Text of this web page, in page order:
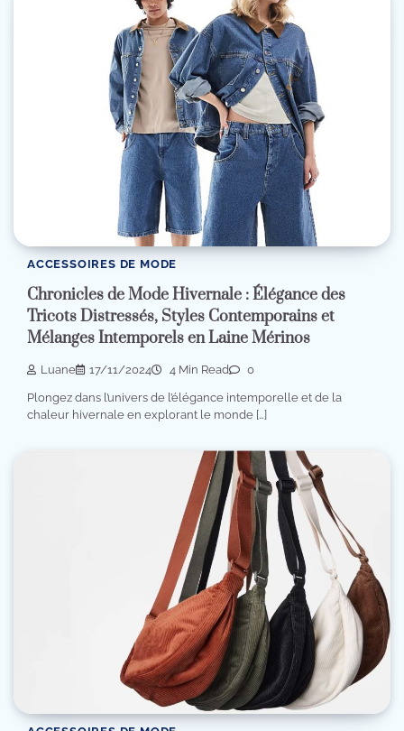
ACCESSOIRES DE MODE
Chronicles de Mode Hivernale : Élégance des
Tricots Distressés, Styles Contemporains et
Mélanges Intemporels en Laine Mérinos
Luane 17/11/2024 4 Min Read 0
Plongez dans l’univers de l’élégance intemporelle et de la
chaleur hivernale en explorant le monde […]